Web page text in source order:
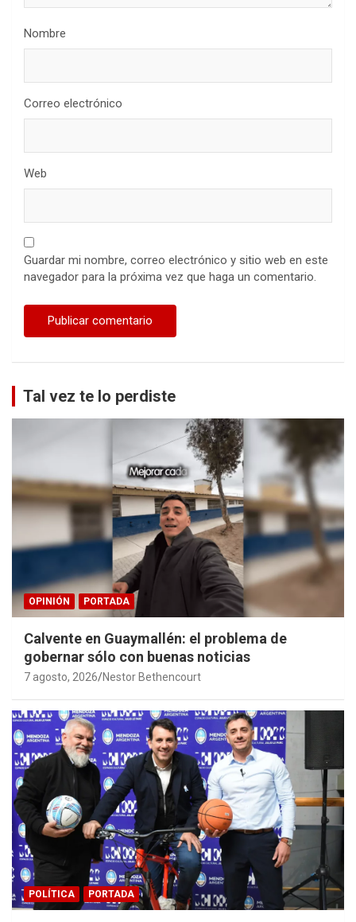
Nombre
Correo electrónico
Web
Guardar mi nombre, correo electrónico y sitio web en este
navegador para la próxima vez que haga un comentario.
Tal vez te lo perdiste
OPINIÓN PORTADA
Calvente en Guaymallén: el problema de
gobernar sólo con buenas noticias
7 agosto, 2026 Nestor Bethencourt
POLÍTICA PORTADA